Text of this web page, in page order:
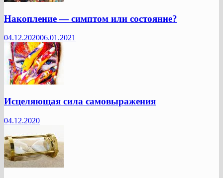
Накопление — симптом или состояние?
04.12.202006.01.2021
Исцеляющая сила самовыражения
04.12.2020